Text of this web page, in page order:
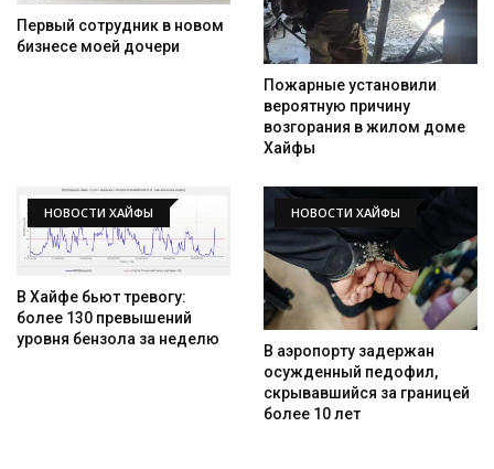
Первый сотрудник в новом
бизнесе моей дочери
Пожарные установили
вероятную причину
возгорания в жилом доме
Хайфы
НОВОСТИ ХАЙФЫ
В Хайфе бьют тревогу:
более 130 превышений
уровня бензола за неделю
НОВОСТИ ХАЙФЫ
В аэропорту задержан
осужденный педофил,
скрывавшийся за границей
более 10 лет